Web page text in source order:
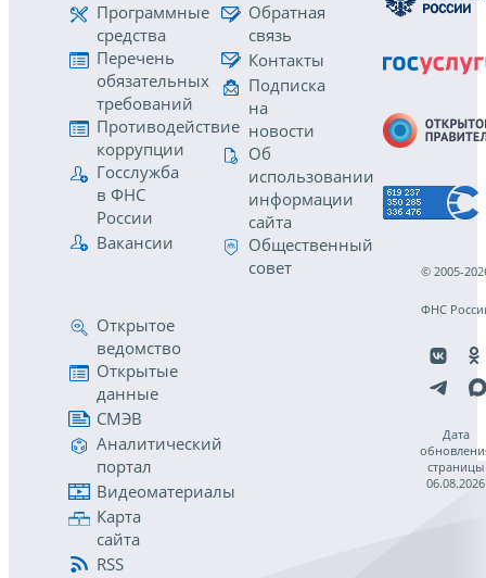
Программные
средства
Перечень
обязательных
требований
Противодействие
коррупции
Госслужба
в ФНС
России
Вакансии
Обратная
связь
Контакты
Подписка
на
новости
Об
использовании
информации
сайта
Общественный
совет
Открытое
ведомство
Открытые
данные
СМЭВ
Аналитический
портал
Видеоматериалы
Карта
сайта
RSS
© 2005-
ФНС
Дата
страницы
06.08.2026